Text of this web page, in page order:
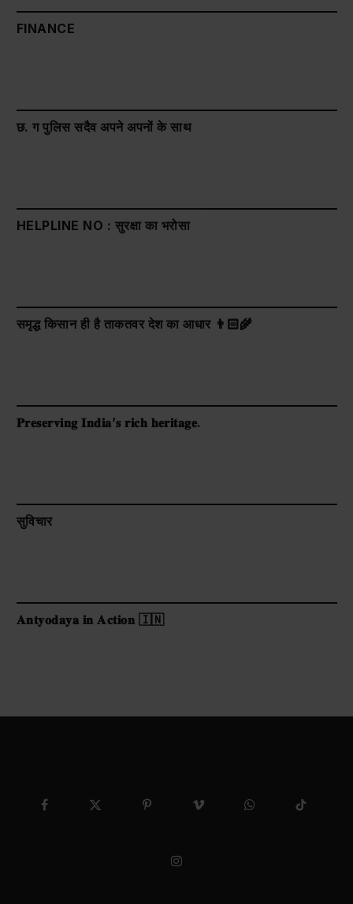
FINANCE
छ. ग पुलिस सदैव अपने अपनों के साथ
HELPLINE NO : सुरक्षा का भरोसा
समृद्ध किसान ही है ताकतवर देश का आधार 👨🏻‍🌾
𝐏𝐫𝐞𝐬𝐞𝐫𝐯𝐢𝐧𝐠 𝐈𝐧𝐝𝐢𝐚’𝐬 𝐫𝐢𝐜𝐡 𝐡𝐞𝐫𝐢𝐭𝐚𝐠𝐞.
सुविचार
𝐀𝐧𝐭𝐲𝐨𝐝𝐚𝐲𝐚 𝐢𝐧 𝐀𝐜𝐭𝐢𝐨𝐧 🇮🇳
FacebookX
Pinterest Vimeo WhatsAppTikTok
Instagram